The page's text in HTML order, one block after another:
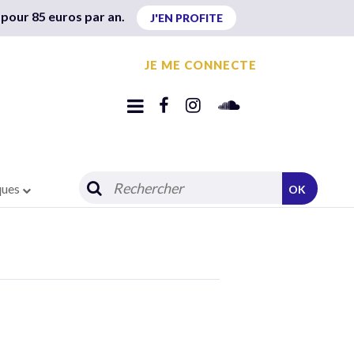
85 euros par an. J'EN PROFITE
JE ME CONNECTE
OK